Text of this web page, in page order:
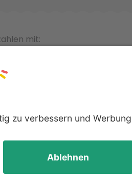
mit:
der jeweiligen
vorbehalten